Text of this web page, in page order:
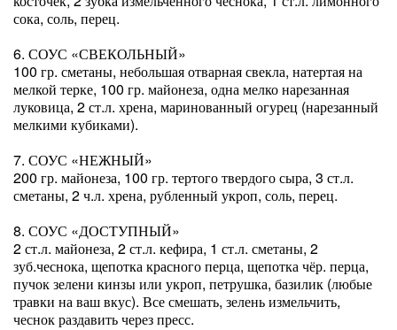
сока, соль, перец.
6. СОУС «СВЕКОЛЬНЫЙ»
100 гр. сметаны, небольшая отварная свекла, натертая на
мелкой терке, 100 гр. майонеза, одна мелко нарезанная
луковица, 2 ст.л. хрена, маринованный огурец (нарезанный
мелкими кубиками).
7. СОУС «НЕЖНЫЙ»
200 гр. майонеза, 100 гр. тертого твердого сыра, 3 ст.л.
сметаны, 2 ч.л. хрена, рубленный укроп, соль, перец.
8. СОУС «ДОСТУПНЫЙ»
2 ст.л. майонеза, 2 ст.л. кефира, 1 ст.л. сметаны, 2
зуб.чеснока, щепотка красного перца, щепотка чёр. перца,
пучок зелени кинзы или укроп, петрушка, базилик (любые
травки на ваш вкус). Все смешать, зелень измельчить,
чеснок раздавить через пресс.